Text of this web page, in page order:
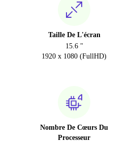
Taille De L'écran
15.6 "
1920 x 1080 (FullHD)
Nombre De Cœurs Du
Processeur